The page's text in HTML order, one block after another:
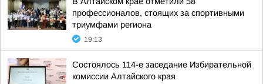
профессионалов, стоящих за спортивными
триумфами региона
19:13
Состоялось 114-е заседание Избирательной
комиссии Алтайского края